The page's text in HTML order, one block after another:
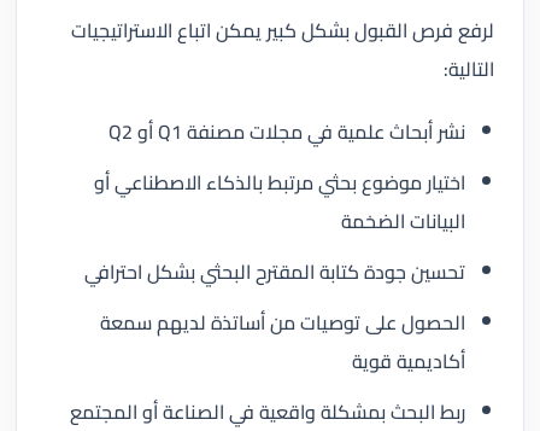
لرفع فرص القبول بشكل كبير يمكن اتباع الاستراتيجيات
التالية:
نشر أبحاث علمية في مجلات مصنفة Q1 أو Q2
اختيار موضوع بحثي مرتبط بالذكاء الاصطناعي أو
البيانات الضخمة
تحسين جودة كتابة المقترح البحثي بشكل احترافي
الحصول على توصيات من أساتذة لديهم سمعة
أكاديمية قوية
ربط البحث بمشكلة واقعية في الصناعة أو المجتمع